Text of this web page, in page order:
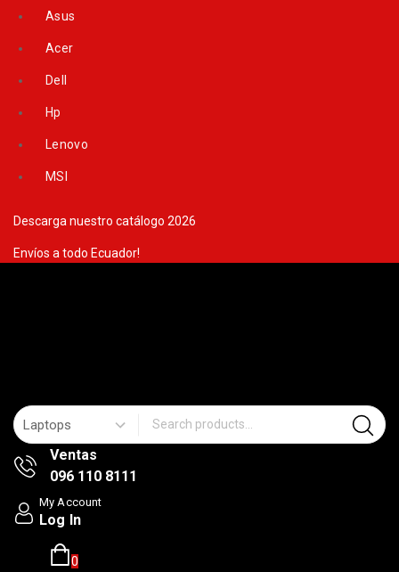
content
Asus
Acer
Dell
Hp
Lenovo
MSI
Descarga nuestro catálogo 2026
Envíos a todo Ecuador!
Search for:
Ventas
096 110 8111
My Account
Log In
0